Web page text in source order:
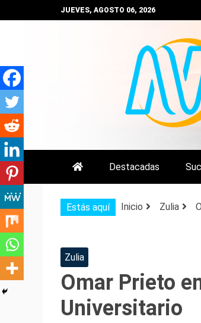
al
JUEVES, AGOSTO 06, 2026
NOTICIAS DEL
Destacadas
Estás aquí Inicio Zulia
Zulia
Omar Prieto
Universitario